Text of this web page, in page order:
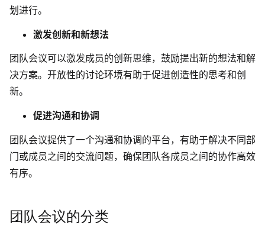
AI生成Smart分析
AI生成波特五力模型
AI生成4P营销理论模型
AI生成竞品分析
AI生成AARRR模型
AI生成图片
AI生成简历
划进行。
激发创新和新想法
团队会议可以激发成员的创新思维，鼓励提出新的想法和解
决方案。开放性的讨论环境有助于促进创造性的思考和创
新。
促进沟通和协调
团队会议提供了一个沟通和协调的平台，有助于解决不同部
门或成员之间的交流问题，确保团队各成员之间的协作高效
有序。
团队会议的分类